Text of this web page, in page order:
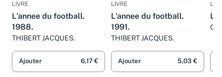
LIVRE
L'annee du football.
1988.
THIBERT JACQUES.
Ajouter 6,17 €
LIVRE
L'annee du football.
1991.
THIBERT JACQUES.
Ajouter 5,03 €